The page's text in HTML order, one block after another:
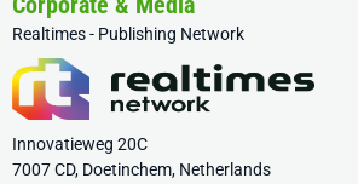
Realtimes - Publishing Network
Innovatieweg 20C
7007 CD, Doetinchem, Netherlands